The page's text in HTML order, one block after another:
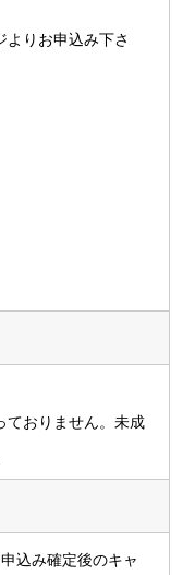
よりお申込み下さ
おりません。未成
込み確定後のキャ